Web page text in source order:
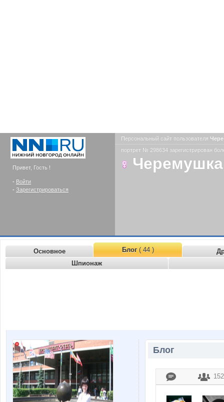
Привет, Гость !
- Войти
- Зарегистрироваться
Персональный сайт пользователя
портрет № 298634 зарегистрирован
Черемушка
Основное Блог( 44 )
Шпионаж
Блог
152